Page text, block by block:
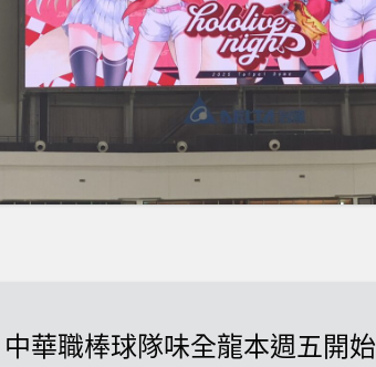
中華職棒球隊味全龍本週五開